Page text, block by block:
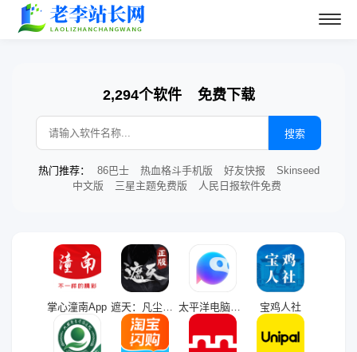
2,294个软件 免费下载
搜索
热门推荐： 86巴士 热血格斗手机版 好友快报
Skinseed
中文版
三星主题免费版 人民日报软件免费
掌心潼南App 遮天：凡尘一叶九游版 太平洋电脑网app 宝鸡人社